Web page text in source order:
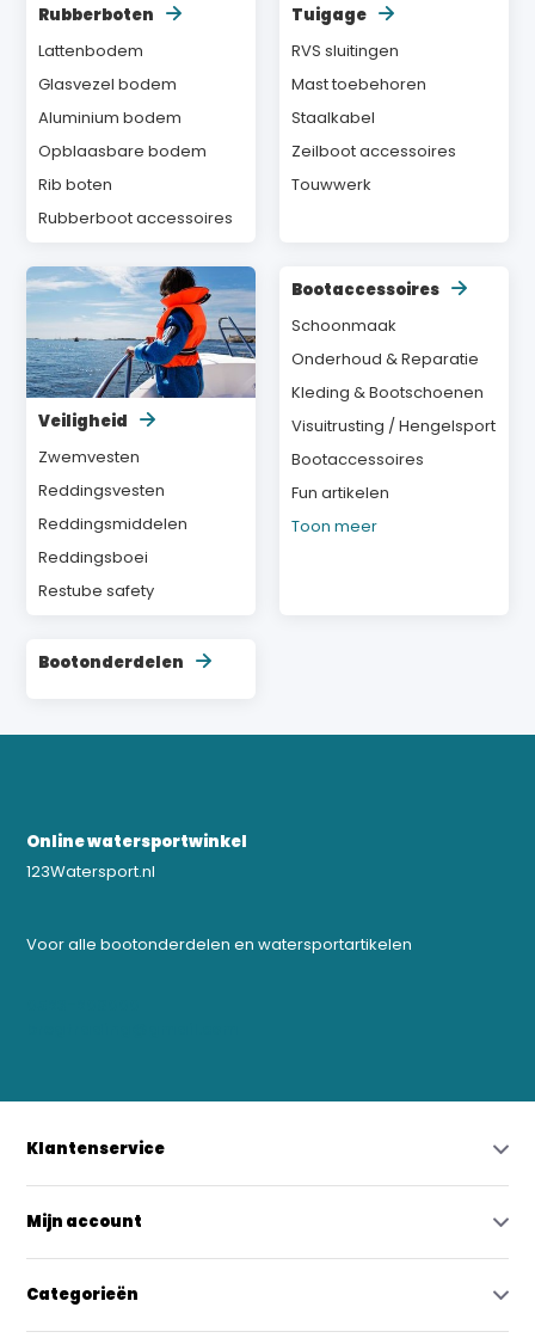
Rubberboten
Lattenbodem
Glasvezel bodem
Aluminium bodem
Opblaasbare bodem
Rib boten
Rubberboot accessoires
Tuigage
RVS sluitingen
Mast toebehoren
Staalkabel
Zeilboot accessoires
Touwwerk
Veiligheid
Zwemvesten
Reddingsvesten
Reddingsmiddelen
Reddingsboei
Restube safety
Bootaccessoires
Schoonmaak
Onderhoud & Reparatie
Kleding & Bootschoenen
Visuitrusting / Hengelsport
Bootaccessoires
Fun artikelen
Toon meer
Bootonderdelen
Online watersportwinkel
123Watersport.nl
Voor alle bootonderdelen en watersportartikelen
Klantenservice
Mijn account
Categorieën